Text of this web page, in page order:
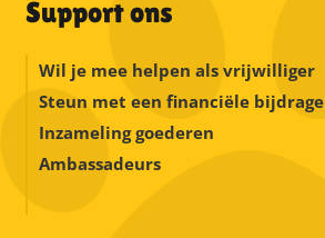
Support ons
Wil je mee helpen als vrijwilliger
Steun met een financiële bijdrage
Inzameling goederen
Ambassadeurs